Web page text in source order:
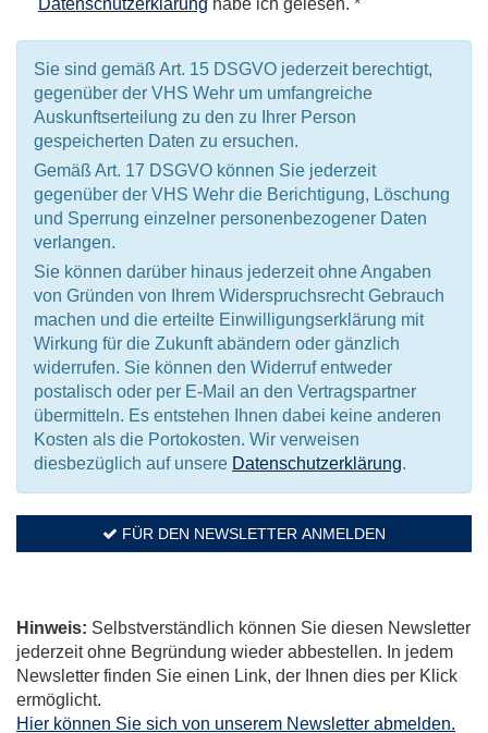
Sie sind gemäß Art. 15 DSGVO jederzeit berechtigt,
gegenüber der VHS Wehr um umfangreiche
Auskunftserteilung zu den zu Ihrer Person
gespeicherten Daten zu ersuchen.
Gemäß Art. 17 DSGVO können Sie jederzeit
gegenüber der VHS Wehr die Berichtigung, Löschung
und Sperrung einzelner personenbezogener Daten
verlangen.
Sie können darüber hinaus jederzeit ohne Angaben
von Gründen von Ihrem Widerspruchsrecht Gebrauch
machen und die erteilte Einwilligungserklärung mit
Wirkung für die Zukunft abändern oder gänzlich
widerrufen. Sie können den Widerruf entweder
postalisch oder per E-Mail an den Vertragspartner
übermitteln. Es entstehen Ihnen dabei keine anderen
Kosten als die Portokosten. Wir verweisen
diesbezüglich auf unsere Datenschutzerklärung.
FÜR DEN NEWSLETTER ANMELDEN
Hinweis: Selbstverständlich können Sie diesen Newsletter
jederzeit ohne Begründung wieder abbestellen. In jedem
Newsletter finden Sie einen Link, der Ihnen dies per Klick
ermöglicht.
Hier können Sie sich von unserem Newsletter abmelden.